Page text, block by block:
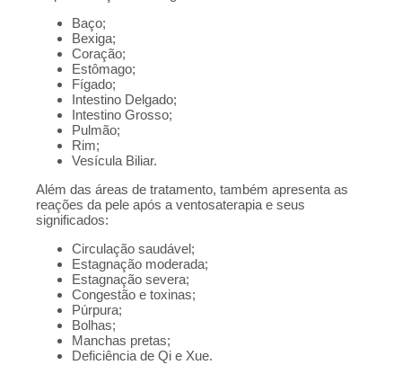
Baço;
Bexiga;
Coração;
Estômago;
Fígado;
Intestino Delgado;
Intestino Grosso;
Pulmão;
Rim;
Vesícula Biliar.
Além das áreas de tratamento, também apresenta as
reações da pele após a ventosaterapia e seus
significados:
Circulação saudável;
Estagnação moderada;
Estagnação severa;
Congestão e toxinas;
Púrpura;
Bolhas;
Manchas pretas;
Deficiência de Qi e Xue.